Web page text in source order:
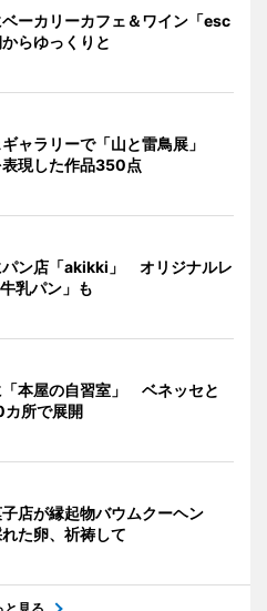
ーカリーカフェ＆ワイン「esc
らゆっくりと
ャラリーで「山と雷鳥展」
現した作品350点
パン店「akikki」 オリジナルレ
乳パン」も
「本屋の自習室」 ベネッセと
カ所で展開
店が縁起物バウムクーヘン
た卵、祈祷して